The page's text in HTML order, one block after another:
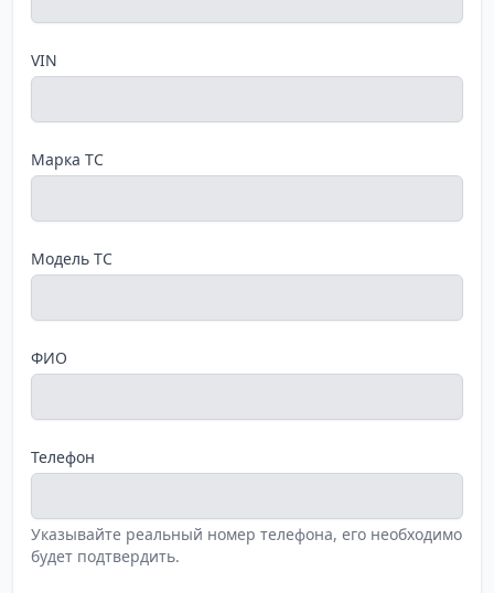
VIN
Марка ТС
Модель ТС
ФИО
Телефон
Указывайте реальный номер телефона, его необходимо
будет подтвердить.